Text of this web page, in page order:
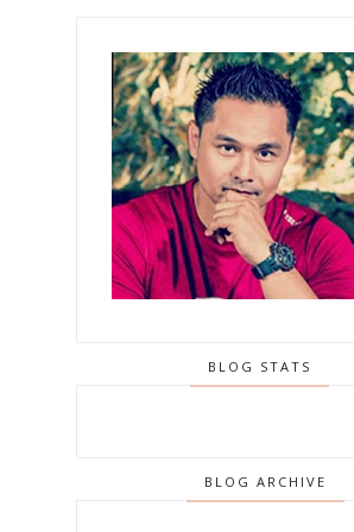
BLOG STATS
BLOG ARCHIVE